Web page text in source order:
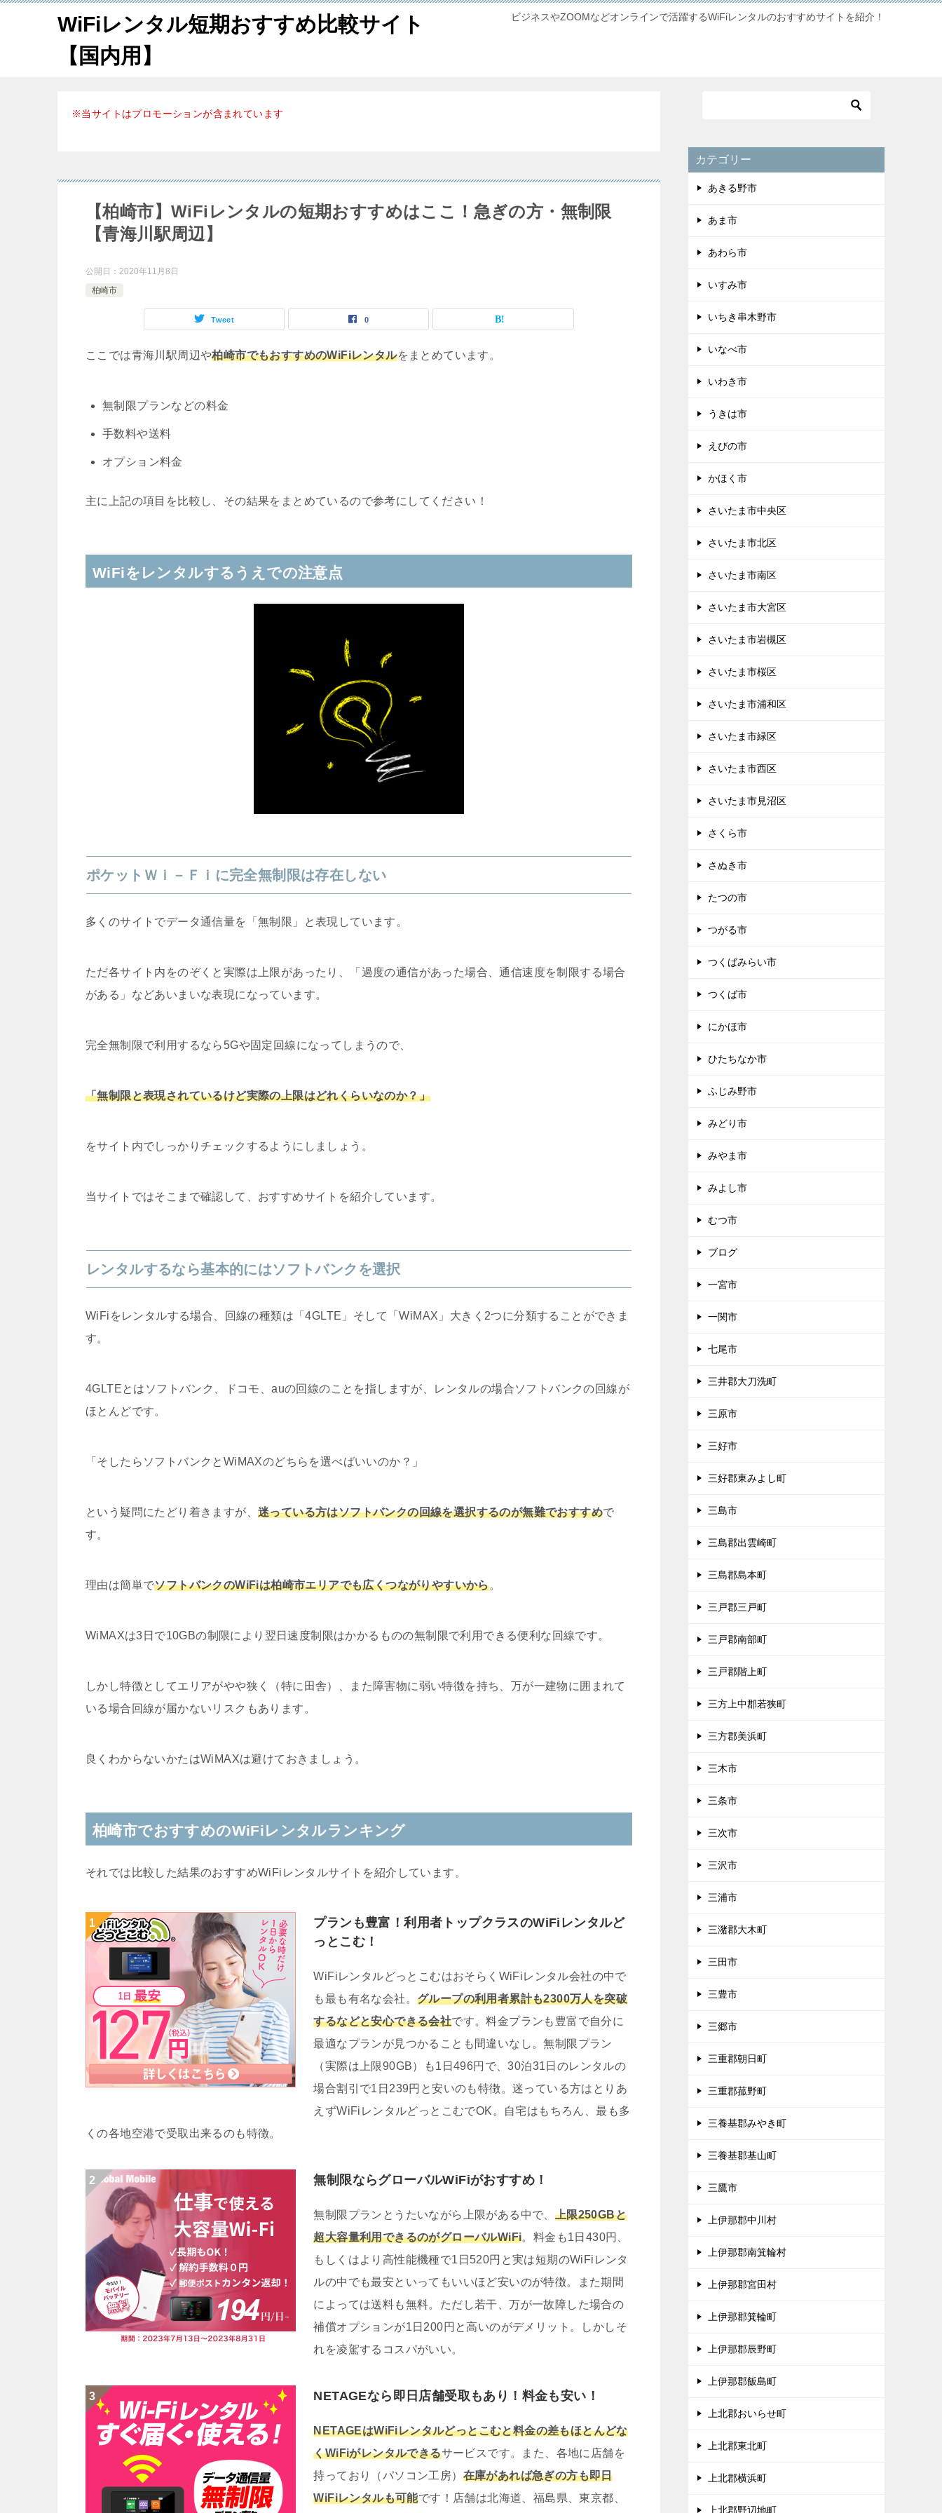
WiFiレンタル短期おすすめ比較サイト
【国内用】
ビジネスやZOOMなどオンラインで活躍するWiFiレンタルのおすすめサイトを紹介！
※当サイトはプロモーションが含まれています
【柏崎市】WiFiレンタルの短期おすすめはここ！急ぎの方・無制限
【青海川駅周辺】
公開日： 2020年11月8日
柏崎市
Tweet 0
ここでは青海川駅周辺や柏崎市でもおすすめのWiFiレンタルをまとめています。
無制限プランなどの料金
手数料や送料
オプション料金
主に上記の項目を比較し、その結果をまとめているので参考にしてください！
WiFiをレンタルするうえでの注意点
ポケットＷｉ－Ｆｉに完全無制限は存在しない
多くのサイトでデータ通信量を「無制限」と表現しています。
ただ各サイト内をのぞくと実際は上限があったり、「過度の通信があった場合、通信速度を制限する場合
がある」などあいまいな表現になっています。
完全無制限で利用するなら5Gや固定回線になってしまうので、
「無制限と表現されているけど実際の上限はどれくらいなのか？」
をサイト内でしっかりチェックするようにしましょう。
当サイトではそこまで確認して、おすすめサイトを紹介しています。
レンタルするなら基本的にはソフトバンクを選択
WiFiをレンタルする場合、回線の種類は「4GLTE」そして「WiMAX」大きく2つに分類することができま
す。
4GLTEとはソフトバンク、ドコモ、auの回線のことを指しますが、レンタルの場合ソフトバンクの回線が
ほとんどです。
「そしたらソフトバンクとWiMAXのどちらを選べばいいのか？」
という疑問にたどり着きますが、 迷っている方はソフトバンクの回線を選択するのが無難でおすすめで
す。
理由は簡単でソフトバンクのWiFiは柏崎市エリアでも広くつながりやすいから。
WiMAXは3日で10GBの制限により翌日速度制限はかかるものの無制限で利用できる便利な回線です。
しかし特徴としてエリアがやや狭く（特に田舎）、また障害物に弱い特徴を持ち、万が一建物に囲まれて
いる場合回線が届かないリスクもあります。
良くわからないかたはWiMAXは避けておきましょう。
柏崎市でおすすめのWiFiレンタルランキング
それでは比較した結果のおすすめWiFiレンタルサイトを紹介しています。
プランも豊富！利用者トップクラスのWiFiレンタルど
っとこむ！
WiFiレンタルどっとこむはおそらくWiFiレンタル会社の中で
も最も有名な会社。グループの利用者累計も2300万人を突破
するなどと安心できる会社です。料金プランも豊富で自分に
最適なプランが見つかることも間違いなし。無制限プラン
（実際は上限90GB）も1日496円で、30泊31日のレンタルの
場合割引で1日239円と安いのも特徴。迷っている方はとりあ
えずWiFiレンタルどっとこむでOK。自宅はもちろん、最も多
くの各地空港で受取出来るのも特徴。
無制限ならグローバルWiFiがおすすめ！
無制限プランとうたいながら上限がある中で、 上限250GBと
超大容量利用できるのがグローバルWiFi。料金も1日430円、
もしくはより高性能機種で1日520円と実は短期のWiFiレンタ
ルの中でも最安といってもいいほど安いのが特徴。また期間
によっては送料も無料。ただし若干、万が一故障した場合の
補償オプションが1日200円と高いのがデメリット。しかしそ
れを凌駕するコスパがいい。
NETAGEなら即日店舗受取もあり！料金も安い！
NETAGEはWiFiレンタルどっとこむと料金の差もほとんどな
くWiFiがレンタルできるサービスです。また、各地に店舗を
持っており（パソコン工房） 在庫があれば急ぎの方も即日
WiFiレンタルも可能です！店舗は北海道、福島県、東京都、
カテゴリー
あきる野市
あま市
あわら市
いすみ市
いちき串木野市
いなべ市
いわき市
うきは市
えびの市
かほく市
さいたま市中央区
さいたま市北区
さいたま市南区
さいたま市大宮区
さいたま市岩槻区
さいたま市桜区
さいたま市浦和区
さいたま市緑区
さいたま市西区
さいたま市見沼区
さくら市
さぬき市
たつの市
つがる市
つくばみらい市
つくば市
にかほ市
ひたちなか市
ふじみ野市
みどり市
みやま市
みよし市
むつ市
ブログ
一宮市
一関市
七尾市
三井郡大刀洗町
三原市
三好市
三好郡東みよし町
三島市
三島郡出雲崎町
三島郡島本町
三戸郡三戸町
三戸郡南部町
三戸郡階上町
三方上中郡若狭町
三方郡美浜町
三木市
三条市
三次市
三沢市
三浦市
三潴郡大木町
三田市
三豊市
三郷市
三重郡朝日町
三重郡菰野町
三養基郡みやき町
三養基郡基山町
三鷹市
上伊那郡中川村
上伊那郡南箕輪村
上伊那郡宮田村
上伊那郡箕輪町
上伊那郡辰野町
上伊那郡飯島町
上北郡おいらせ町
上北郡東北町
上北郡横浜町
上北郡野辺地町